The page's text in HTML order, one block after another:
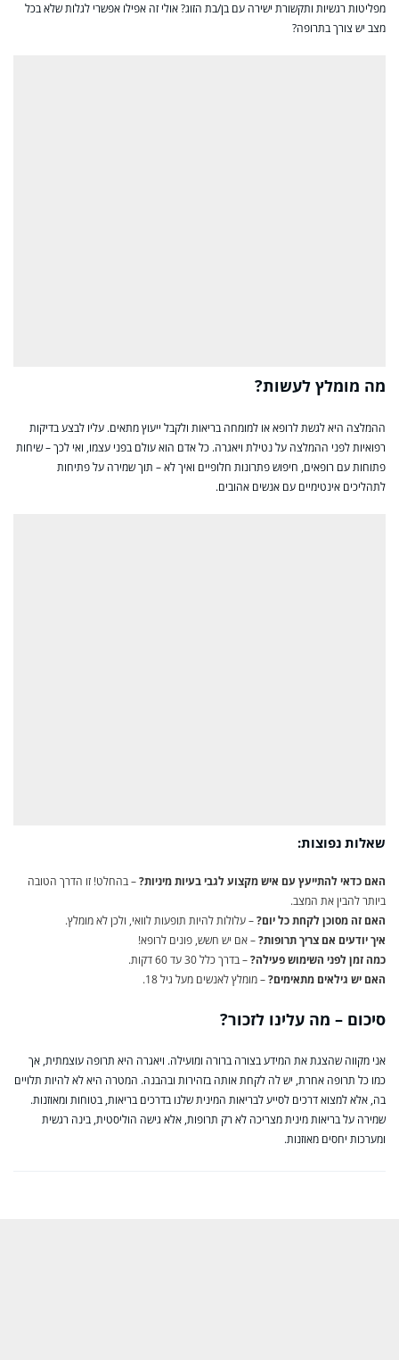
מפליטות רגשיות ותקשורת ישירה עם בן/בת הזוג? אולי זה אפילו אפשרי לגלות שלא בכל
מצב יש צורך בתרופה?
מה מומלץ לעשות?
ההמלצה היא לגשת לרופא או למומחה בריאות ולקבל ייעוץ מתאים. עליו לבצע בדיקות
רפואיות לפני ההמלצה על נטילת ויאגרה. כל אדם הוא עולם בפני עצמו, ואי לכך – שיחות
פתוחות עם רופאים, חיפוש פתרונות חלופיים ואיך לא – תוך שמירה על פתיחות
לתהליכים אינטימיים עם אנשים אהובים.
שאלות נפוצות:
האם כדאי להתייעץ עם איש מקצוע לגבי בעיות מיניות?– בהחלט! זו הדרך הטובה
ביותר להבין את המצב.
האם זה מסוכן לקחת כל יום?– עלולות להיות תופעות לוואי, ולכן לא מומלץ.
איך יודעים אם צריך תרופות?– אם יש חשש, פונים לרופא!
כמה זמן לפני השימוש פעילה?– בדרך כלל 30 עד 60 דקות.
האם יש גילאים מתאימים?– מומלץ לאנשים מעל גיל 18.
סיכום – מה עלינו לזכור?
אני מקווה שהצגת את המידע בצורה ברורה ומועילה. ויאגרה היא תרופה עוצמתית, אך
כמו כל תרופה אחרת, יש לה לקחת אותה בזהירות ובהבנה. המטרה היא לא להיות תלויים
בה, אלא למצוא דרכים לסייע לבריאות המינית שלנו בדרכים בריאות, בטוחות ומאוזנות.
שמירה על בריאות מינית מצריכה לא רק תרופות, אלא גישה הוליסטית, בינה רגשית
ומערכות יחסים מאוזנות.